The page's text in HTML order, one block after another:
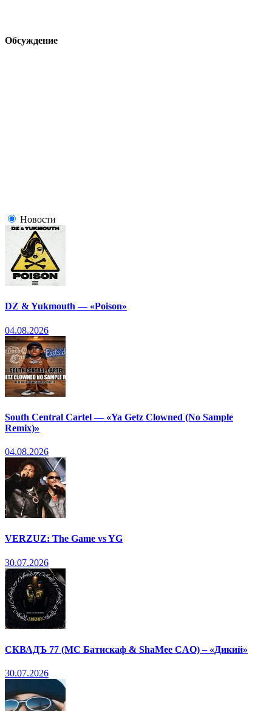
Обсуждение
Новости
DZ & Yukmouth — «Poison»
04.08.2026
South Central Cartel — «Ya Getz Clowned (No Sample
Remix)»
04.08.2026
VERZUZ: The Game vs YG
30.07.2026
СКВАДЪ 77 (МС Батискаф & ShaMee CAO) – «Дикий»
30.07.2026